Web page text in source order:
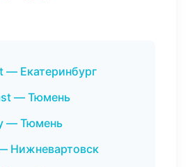
— Екатеринбург
— Тюмень
— Тюмень
Нижневартовск